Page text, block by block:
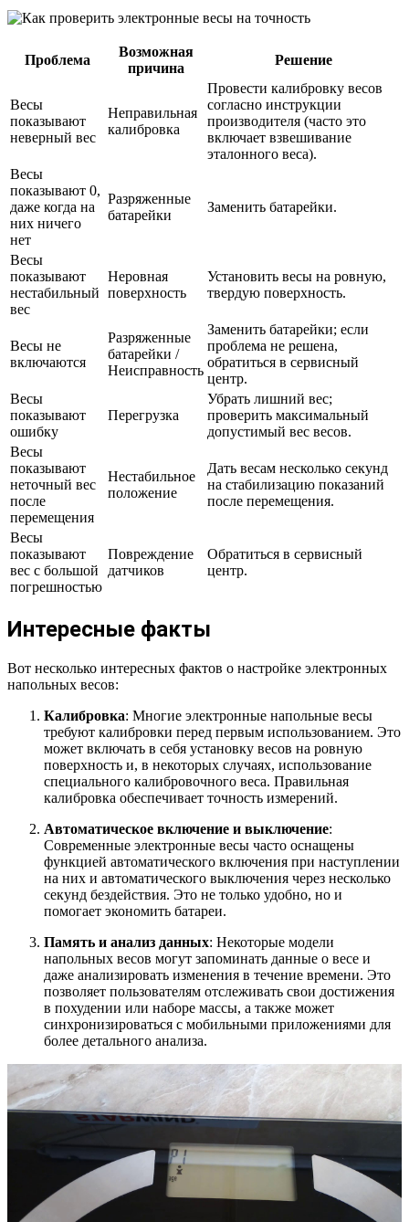
Проблема
Возможная
причина
Решение
Весы
показывают
неверный вес
Неправильная
калибровка
Провести калибровку весов
согласно инструкции
производителя (часто это
включает взвешивание
эталонного веса).
Весы
показывают 0,
даже когда на
них ничего
нет
Разряженные
батарейки
Заменить батарейки.
Весы
показывают
нестабильный
вес
Неровная
поверхность
Установить весы на ровную,
твердую поверхность.
Весы не
включаются
Разряженные
батарейки /
Неисправность
Заменить батарейки; если
проблема не решена,
обратиться в сервисный
центр.
Весы
показывают
ошибку
Перегрузка
Убрать лишний вес;
проверить максимальный
допустимый вес весов.
Весы
показывают
неточный вес
после
перемещения
Нестабильное
положение
Дать весам несколько секунд
на стабилизацию показаний
после перемещения.
Весы
показывают
вес с большой
погрешностью
Повреждение
датчиков
Обратиться в сервисный
центр.
Интересные факты
Вот несколько интересных фактов о настройке электронных
напольных весов:
Калибровка: Многие электронные напольные весы
требуют калибровки перед первым использованием. Это
может включать в себя установку весов на ровную
поверхность и, в некоторых случаях, использование
специального калибровочного веса. Правильная
калибровка обеспечивает точность измерений.
Автоматическое включение и выключение:
Современные электронные весы часто оснащены
функцией автоматического включения при наступлении
на них и автоматического выключения через несколько
секунд бездействия. Это не только удобно, но и
помогает экономить батареи.
Память и анализ данных: Некоторые модели
напольных весов могут запоминать данные о весе и
даже анализировать изменения в течение времени. Это
позволяет пользователям отслеживать свои достижения
в похудении или наборе массы, а также может
синхронизироваться с мобильными приложениями для
более детального анализа.